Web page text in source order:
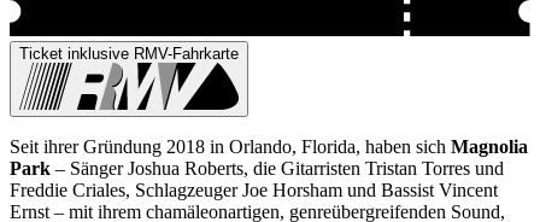
Ticket inklusive RMV-Fahrkarte
Seit ihrer Gründung 2018 in Orlando, Florida, haben sich Magnolia
Park – Sänger Joshua Roberts, die Gitarristen Tristan Torres und
Freddie Criales, Schlagzeuger Joe Horsham und Bassist Vincent
Ernst – mit ihrem chamäleonartigen, genreübergreifenden Sound,